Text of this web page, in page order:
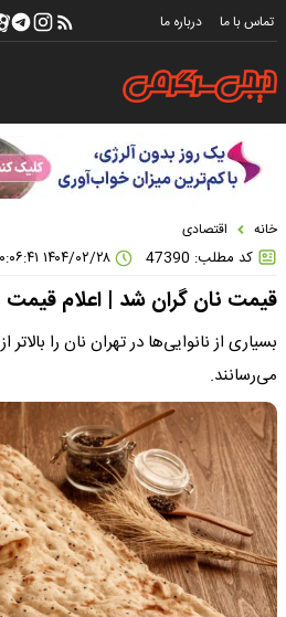
تماس با ما درباره ما
خانه اقتصادی
کد مطلب: 47390
قیمت نان گران شد | اعلام قیمت
بسیاری از نانوایی‌ها در تهران نان را
می‌رسانند.